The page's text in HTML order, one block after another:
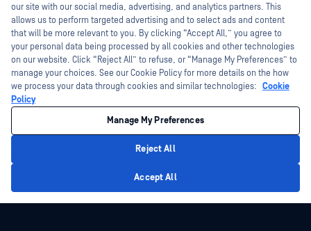
Chứng nhận
Đối tác công nghệ
Chương trình đối tác kênh phân phối
White Papers
Công cụ miễn phí
©2026 OPSWAT Công ty TNHH. Mọi quyền được bảo lưu. OPSWAT , MetaDefender
Metascan, MetaAccess , cái OPSWAT Logo, Không tin tưởng bất kỳ tệp tin nào.
Không tin tưởng bất kỳ thiết bị nào. OPSWAT Academy Bảo vệ thế giới cơ sở hạ
tầng trọng yếu Deep CDR™ Technology, InQuest, Logo InQuest, DFI, RetroHunt, Deep
File Inspection và Join the Hunt là các nhãn hiệu thương mại của OPSWAT Các
nhãn hiệu của bên thứ ba là tài sản của chủ sở hữu tương ứng.
Quản lý tùy chọn Cookie
our site with our social media, advertising, and analytics partners. This
allows us to perform targeted advertising and to select ads and content
that will be more relevant to you. By clicking “Accept All,” you agree to
your personal data being processed by all cookies and other technologies
on our website. Click “Reject All” to refuse, or “Manage My Preferences” to
manage your choices. See our Cookie Policy for more details on the how
we process your data through cookies and similar technologies: Cookie
Policy
Manage My Preferences
Reject All
Accept All
today?